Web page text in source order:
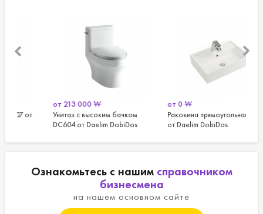
213 000 ₩
Унитаз с высоким бачком
DC604 от Daelim DobiDos
Раковина прямоугольная DL-711
от Daelim DobiDos
Ознакомьтесь с нашим справочником
бизнесмена
на нашем основном сайте